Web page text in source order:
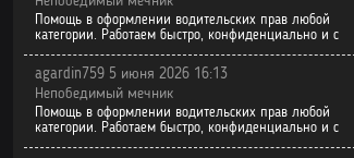
Помощь в оформлении водительских прав любой
категории. Работаем быстро, конфиденциально и с
agardin759 5 июня 2026 16:13
Непобедимый мечник
Помощь в оформлении водительских прав любой
категории. Работаем быстро, конфиденциально и с